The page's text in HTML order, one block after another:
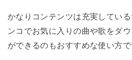
かなりコンテンツは充実してい
ンコでお気に入りの曲や歌をダ
ができるのもおすすめな使い方で